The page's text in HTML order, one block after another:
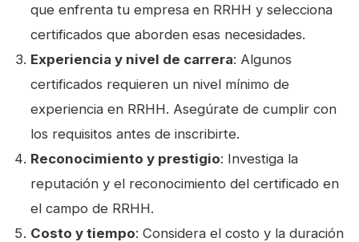
que enfrenta tu empresa en RRHH y selecciona
certificados que aborden esas necesidades.
Experiencia y nivel de carrera: Algunos
certificados requieren un nivel mínimo de
experiencia en RRHH. Asegúrate de cumplir con
los requisitos antes de inscribirte.
Reconocimiento y prestigio: Investiga la
reputación y el reconocimiento del certificado en
el campo de RRHH.
Costo y tiempo: Considera el costo y la duración